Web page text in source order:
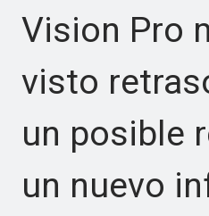
Vision Pro
visto
un posible
un nuevo